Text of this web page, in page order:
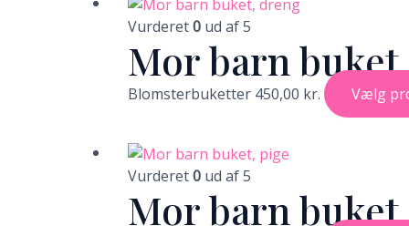
Vurderet0 ud af 5
Mor barn
Blomsterbuketter 450,00 kr. Vælg
Vurderet0 ud af 5
Mor barn